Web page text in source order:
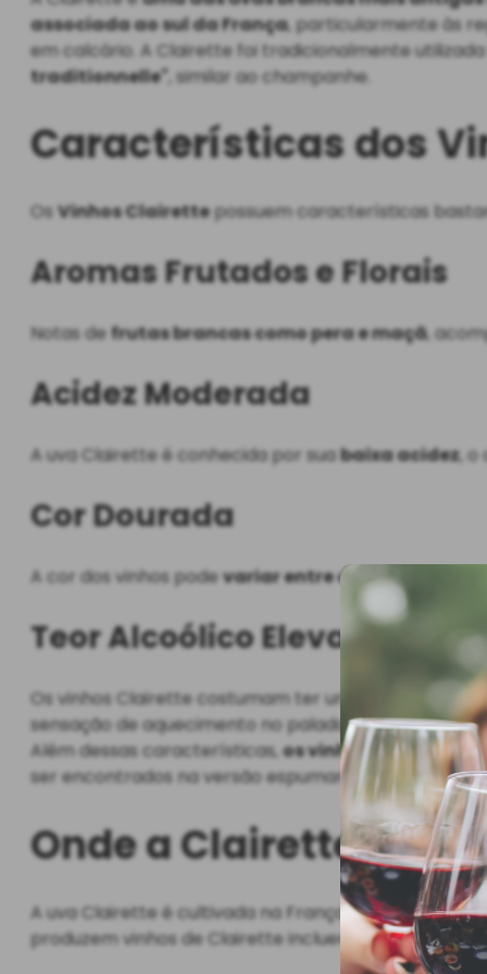
associada ao sul da França, particularmente às
em calcário. A Clairette foi tradicionalmente
traditionnelle" , similar ao champanhe.
Características dos
OsVinhos Clairettepossuem características
Aromas Frutados e Florais
Notas defrutas brancas como pera e maçã,
Acidez Moderada
A uva Clairette é conhecida por suabaixa acidez, o
Cor Dourada
A cor dos vinhos podevariar entre o amarelo
Teor Alcoólico Elevado
Os vinhos Clairette costumam ter um teor
sensação de aquecimento no paladar.
Além dessas características,os vinhos Clairette
ser encontrados na versão espumante, como o
Onde a Clairette é
A uva Clairette é cultivada na França, em
produzem vinhos de Clairette incluem: